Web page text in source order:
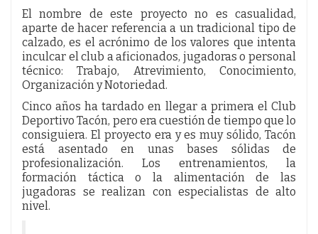
El nombre de este proyecto no es casualidad,
aparte de hacer referencia a un tradicional tipo de
calzado, es el acrónimo de los valores que intenta
inculcar el club a aficionados, jugadoras o personal
técnico: Trabajo, Atrevimiento, Conocimiento,
Organización y Notoriedad.
Cinco años ha tardado en llegar a primera el Club
Deportivo Tacón, pero era cuestión de tiempo que lo
consiguiera. El proyecto era y es muy sólido, Tacón
está asentado en unas bases sólidas de
profesionalización. Los entrenamientos, la
formación táctica o la alimentación de las
jugadoras se realizan con especialistas de alto
nivel.